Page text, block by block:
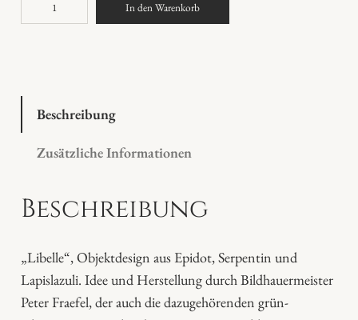
i
l
e
n
In den Warenkorb
Beschreibung
Zusätzliche Informationen
Beschreibung
„Libelle“, Objektdesign aus Epidot, Serpentin und
Lapislazuli. Idee und Herstellung durch Bildhauermeister
Peter Fraefel, der auch die dazugehörenden grün-